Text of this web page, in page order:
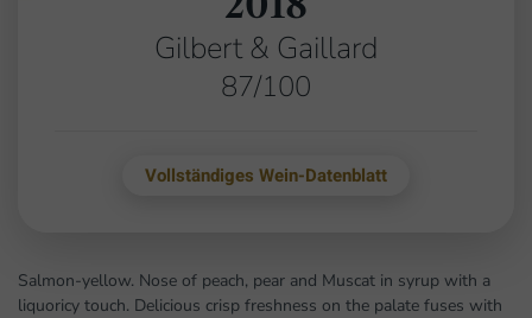
Gilbert & Gaillard
87/100
Vollständiges Wein-Datenblatt
Salmon-yellow. Nose of peach, pear and Muscat in syrup with a
liquoricy touch. Delicious crisp freshness on the palate fuses with